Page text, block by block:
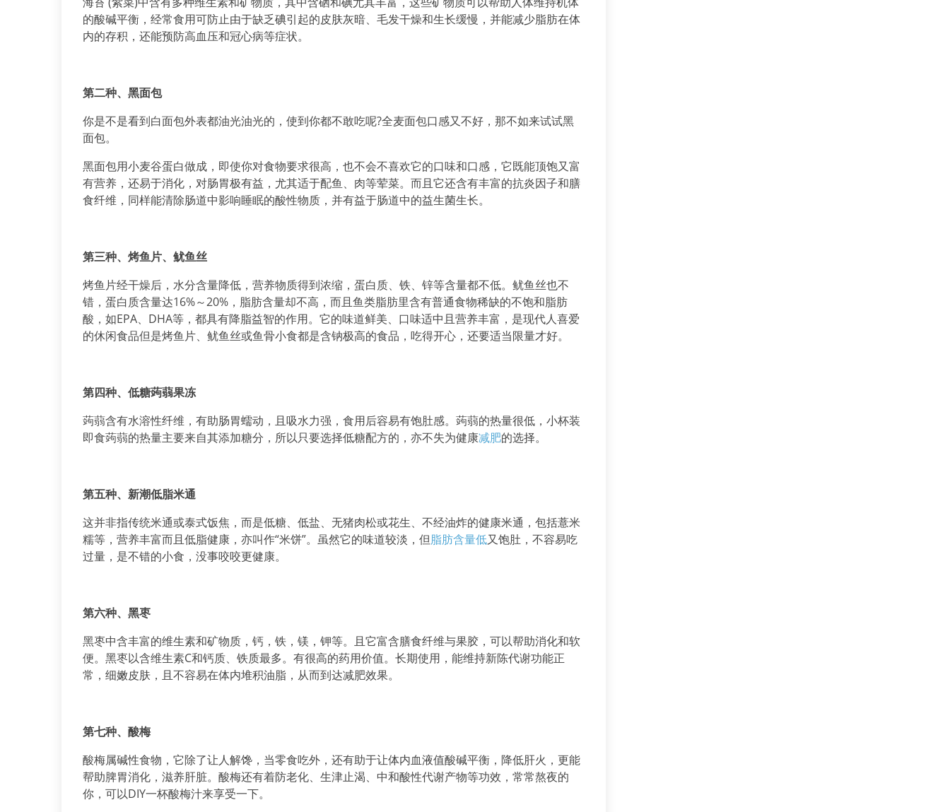
的酸碱平衡，经常食用可防止由于缺乏碘引起的皮肤灰暗、毛发干燥和生长缓慢，并能减少脂肪在体
内的存积，还能预防高血压和冠心病等症状。
第二种、黑面包
你是不是看到白面包外表都油光油光的，使到你都不敢吃呢?全麦面包口感又不好，那不如来试试黑
面包。
黑面包用小麦谷蛋白做成，即使你对食物要求很高，也不会不喜欢它的口味和口感，它既能顶饱又富
有营养，还易于消化，对肠胃极有益，尤其适于配鱼、肉等荤菜。而且它还含有丰富的抗炎因子和膳
食纤维，同样能清除肠道中影响睡眠的酸性物质，并有益于肠道中的益生菌生长。
第三种、烤鱼片、鱿鱼丝
烤鱼片经干燥后，水分含量降低，营养物质得到浓缩，蛋白质、铁、锌等含量都不低。鱿鱼丝也不
错，蛋白质含量达16%～20%，脂肪含量却不高，而且鱼类脂肪里含有普通食物稀缺的不饱和脂肪
酸，如EPA、DHA等，都具有降脂益智的作用。它的味道鲜美、口味适中且营养丰富，是现代人喜爱
的休闲食品但是烤鱼片、鱿鱼丝或鱼骨小食都是含钠极高的食品，吃得开心，还要适当限量才好。
第四种、低糖蒟蒻果冻
蒟蒻含有水溶性纤维，有助肠胃蠕动，且吸水力强，食用后容易有饱肚感。蒟蒻的热量很低，小杯装
即食蒟蒻的热量主要来自其添加糖分，所以只要选择低糖配方的，亦不失为健康减肥的选择。
第五种、新潮低脂米通
这并非指传统米通或泰式饭焦，而是低糖、低盐、无猪肉松或花生、不经油炸的健康米通，包括薏米
糯等，营养丰富而且低脂健康，亦叫作“米饼”。虽然它的味道较淡，但脂肪含量低又饱肚，不容易吃
过量，是不错的小食，没事咬咬更健康。
第六种、黑枣
黑枣中含丰富的维生素和矿物质，钙，铁，镁，钾等。且它富含膳食纤维与果胶，可以帮助消化和软
便。黑枣以含维生素C和钙质、铁质最多。有很高的药用价值。长期使用，能维持新陈代谢功能正
常，细嫩皮肤，且不容易在体内堆积油脂，从而到达减肥效果。
第七种、酸梅
酸梅属碱性食物，它除了让人解馋，当零食吃外，还有助于让体内血液值酸碱平衡，降低肝火，更能
帮助脾胃消化，滋养肝脏。酸梅还有着防老化、生津止渴、中和酸性代谢产物等功效，常常熬夜的
你，可以DIY一杯酸梅汁来享受一下。